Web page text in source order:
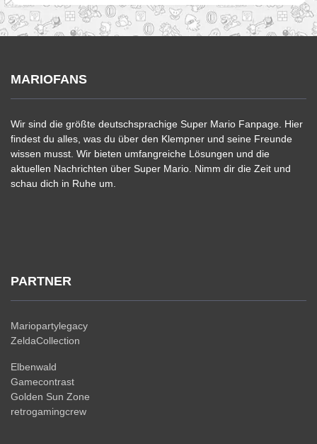
MARIOFANS
Wir sind die größte deutschsprachige Super Mario Fanpage. Hier
findest du alles, was du über den Klempner und seine Freunde
wissen musst. Wir bieten umfangreiche Lösungen und die
aktuellen Nachrichten über Super Mario. Nimm dir die Zeit und
schau dich in Ruhe um.
PARTNER
Mariopartylegacy
ZeldaCollection
Elbenwald
Gamecontrast
Golden Sun Zone
retrogamingcrew